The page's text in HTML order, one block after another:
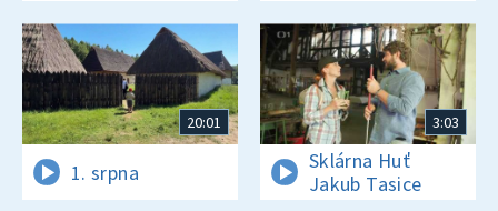
20:01
1. srpna
3:03
Sklárna Huť
Jakub Tasice